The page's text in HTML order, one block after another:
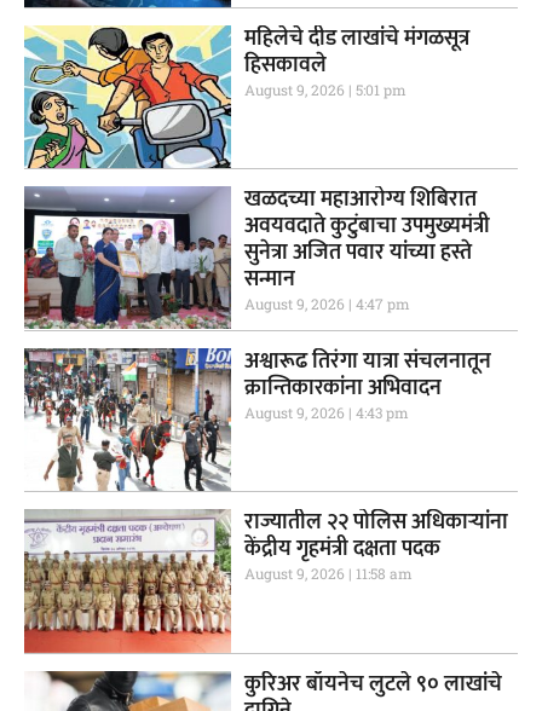
महिलेचे दीड लाखांचे मंगळसूत्र
हिसकावले
August 9, 2026 5:01 pm
खळदच्या महाआरोग्य शिबिरात
अवयवदाते कुटुंबाचा उपमुख्यमंत्री
सुनेत्रा अजित पवार यांच्या हस्ते
सन्मान
August 9, 2026 4:47 pm
अश्वारूढ तिरंगा यात्रा संचलनातून
क्रान्तिकारकांना अभिवादन
August 9, 2026 4:43 pm
राज्यातील २२ पोलिस अधिकाऱ्यांना
केंद्रीय गृहमंत्री दक्षता पदक
August 9, 2026 11:58 am
कुरिअर बॉयनेच लुटले ९० लाखांचे